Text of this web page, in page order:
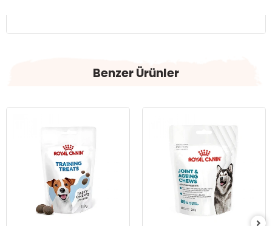
Benzer Ürünler